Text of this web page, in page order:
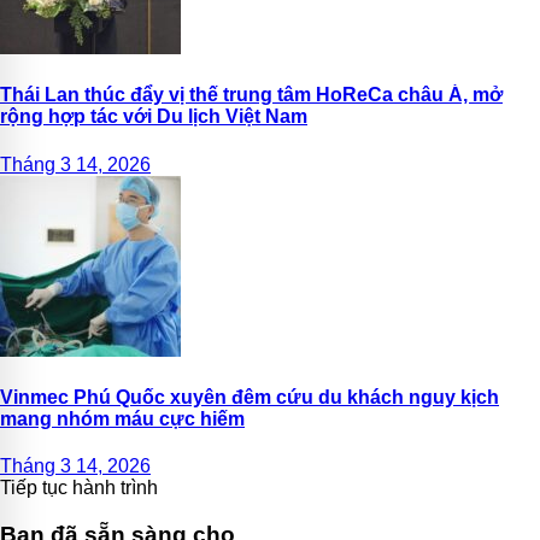
Thái Lan thúc đẩy vị thế trung tâm HoReCa châu Á, mở
rộng hợp tác với Du lịch Việt Nam
Tháng 3 14, 2026
Vinmec Phú Quốc xuyên đêm cứu du khách nguy kịch
mang nhóm máu cực hiếm
Tháng 3 14, 2026
Tiếp tục hành trình
Bạn đã sẵn sàng cho